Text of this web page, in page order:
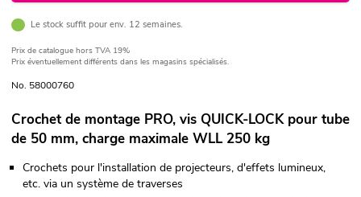
Le stock suffit pour env. 12 semaines.
Prix de catalogue hors TVA 19%
Prix éventuellement différents dans les magasins spécialisés.
No. 58000760
Crochet de montage PRO, vis QUICK-LOCK pour tube
de 50 mm, charge maximale WLL 250 kg
Crochets pour l'installation de projecteurs, d'effets lumineux,
etc. via un système de traverses